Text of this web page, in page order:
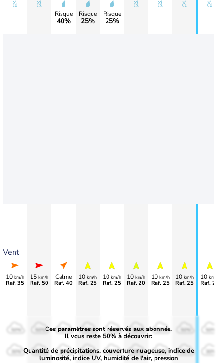
Vent
10 km/h
Raf. 35
15 km/h
Raf. 50
Risque
40%
Calme
Raf. 40
Risque
25%
10 km/h
Raf. 25
Risque
25%
10 km/h
Raf. 25
10 km/h
Raf. 20
10 km/h
Raf. 25
10 km/h
Raf. 25
10
Raf.
50%
30%
50%
30%
50%
30%
50%
30%
50%
30%
50%
30%
50%
30% 30% 30%
Ces paramètres sont réservés aux abonnés.
Il vous reste 50% à découvrir:
Quantité de précipitations, couverture nuageuse, indice de
luminosité, indice UV, humidité de l'air, pression